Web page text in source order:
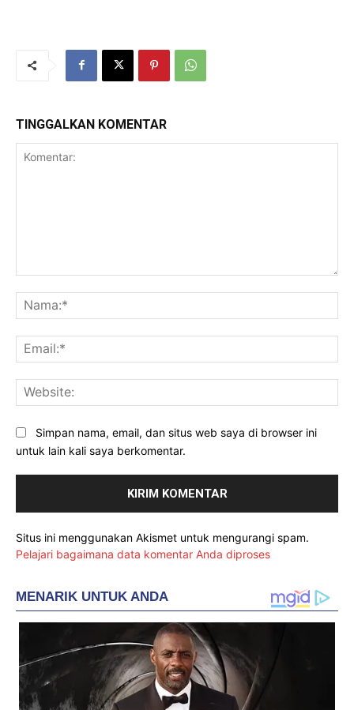
TINGGALKAN KOMENTAR
Simpan nama, email, dan situs web saya di browser ini
untuk lain kali saya berkomentar.
Situs ini menggunakan Akismet untuk mengurangi spam.
Pelajari bagaimana data komentar Anda diproses